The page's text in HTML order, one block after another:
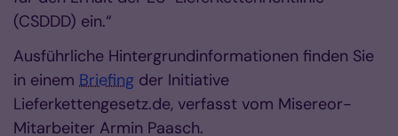
(CSDDD) ein.“
Ausführliche Hintergrundinformationen finden Sie
in einem Briefing der Initiative
Lieferkettengesetz.de, verfasst vom Misereor-
Mitarbeiter Armin Paasch.